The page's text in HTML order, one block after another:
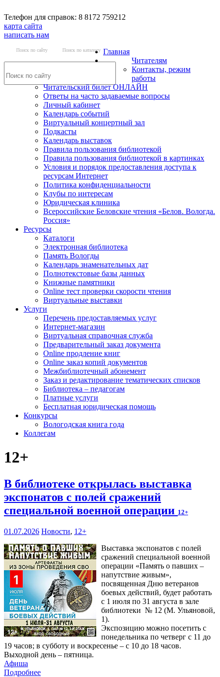
Телефон для справок: 8 8172 759212
карта сайта
написать нам
Поиск по сайту Поиск по каталогу Главная
Читателям
Контакты, режим
работы
Читательский билет ОНЛАЙН
Ответы на часто задаваемые вопросы
Личный кабинет
Календарь событий
Виртуальный концертный зал
Подкасты
Календарь выставок
Правила пользования библиотекой
Правила пользования библиотекой в картинках
Условия и порядок предоставления доступа к
ресурсам Интернет
Политика конфиденциальности
Клубы по интересам
Юридическая клиника
Всероссийские Беловские чтения «Белов. Вологда.
Россия»
Ресурсы
Каталоги
Электронная библиотека
Память Вологды
Календарь знаменательных дат
Полнотекстовые базы данных
Книжные памятники
Online тест проверки скорости чтения
Виртуальные выставки
Услуги
Перечень предоставляемых услуг
Интернет-магазин
Виртуальная справочная служба
Предварительный заказ документа
Online продление книг
Online заказ копий документов
Межбиблиотечный абонемент
Заказ и редактирование тематических списков
Библиотека – педагогам
Платные услуги
Бесплатная юридическая помощь
Конкурсы
Вологодская книга года
Коллегам
12+
В библиотеке открылась выставка
экспонатов с полей сражений
специальной военной операции 12+
01.07.2026 Новости, 12+
Выставка экспонатов с полей
сражений специальной военной
операции «Память о павших –
напутствие живым»,
посвященная Дню ветеранов
боевых действий, будет работать
с 1 июля по 31 августа в зале
библиотеки № 12 (М. Ульяновой,
1).
Экспозицию можно посетить с
понедельника по четверг с 11 до
19 часов; в субботу и воскресенье – с 10 до 18 часов.
Выходной день – пятница.
Афиша
Подробнее